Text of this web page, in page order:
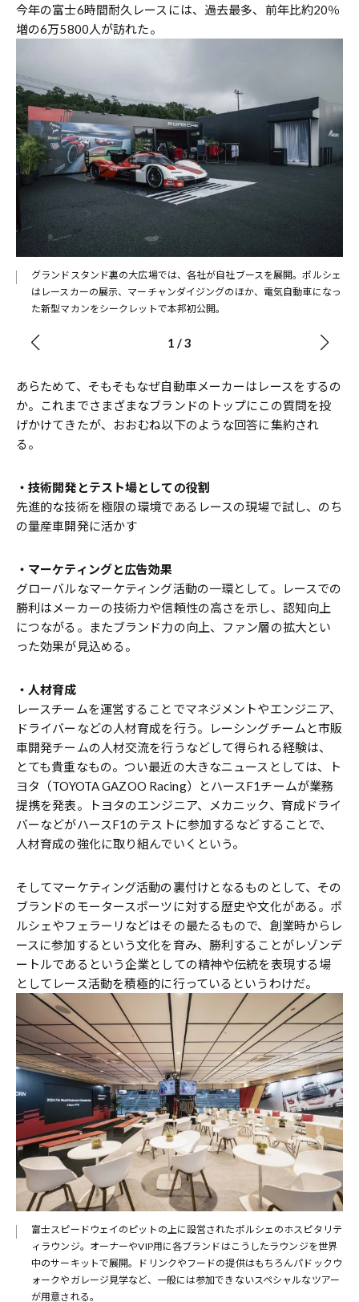
今年の富士6時間耐久レースには、過去最多、前年比約20％
増の6万5800人が訪れた。
グランドスタンド裏の大広場では、各社が自社ブースを展開。ポルシェ
はレースカーの展示、マーチャンダイジングのほか、電気自動車になっ
た新型マカンをシークレットで本邦初公開。
1 /3
あらためて、そもそもなぜ自動車メーカーはレースをするの
か。これまでさまざまなブランドのトップにこの質問を投
げかけてきたが、おおむね以下のような回答に集約され
る。
・技術開発とテスト場としての役割
先進的な技術を極限の環境であるレースの現場で試し、のち
の量産車開発に活かす
・マーケティングと広告効果
グローバルなマーケティング活動の一環として。レースでの
勝利はメーカーの技術力や信頼性の高さを示し、認知向上
につながる。またブランド力の向上、ファン層の拡大とい
った効果が見込める。
・人材育成
レースチームを運営することでマネジメントやエンジニア、
ドライバーなどの人材育成を行う。レーシングチームと市販
車開発チームの人材交流を行うなどして得られる経験は、
とても貴重なもの。つい最近の大きなニュースとしては、ト
ヨタ（TOYOTA GAZOO Racing）とハースF1チームが業務
提携を発表。トヨタのエンジニア、メカニック、育成ドライ
バーなどがハースF1のテストに参加するなどすることで、
人材育成の強化に取り組んでいくという。
そしてマーケティング活動の裏付けとなるものとして、その
ブランドのモータースポーツに対する歴史や文化がある。ポ
ルシェやフェラーリなどはその最たるもので、創業時からレ
ースに参加するという文化を育み、勝利することがレゾンデ
ートルであるという企業としての精神や伝統を表現する場
としてレース活動を積極的に行っているというわけだ。
富士スピードウェイのピットの上に設営されたポルシェのホスピタリテ
ィラウンジ。オーナーやVIP用に各ブランドはこうしたラウンジを世界
中のサーキットで展開。ドリンクやフードの提供はもちろんパドックウ
ォークやガレージ見学など、一般には参加できないスペシャルなツアー
が用意される。